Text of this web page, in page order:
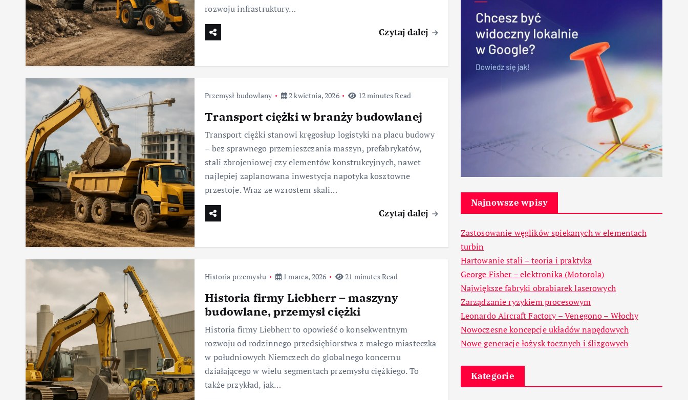
rozwoju infrastruktury…
Czytaj dalej
Przemysł budowlany 2 kwietnia, 2026 12 minutes Read
Transport ciężki w branży budowlanej
Transport ciężki stanowi kręgosłup logistyki na placu budowy
– bez sprawnego przemieszczania maszyn, prefabrykatów,
stali zbrojeniowej czy elementów konstrukcyjnych, nawet
najlepiej zaplanowana inwestycja napotyka kosztowne
przestoje. Wraz ze wzrostem skali…
Czytaj dalej
Historia przemysłu 1 marca, 2026 21 minutes Read
Historia firmy Liebherr – maszyny
budowlane, przemysł ciężki
Historia firmy Liebherr to opowieść o konsekwentnym
rozwoju od rodzinnego przedsiębiorstwa z małego miasteczka
w południowych Niemczech do globalnego koncernu
działającego w wielu segmentach przemysłu ciężkiego. To
także przykład, jak…
Najnowsze wpisy
Zastosowanie węglików spiekanych w elementach
turbin
Hartowanie stali – teoria i praktyka
George Fisher – elektronika (Motorola)
Największe fabryki obrabiarek laserowych
Zarządzanie ryzykiem procesowym
Leonardo Aircraft Factory – Venegono – Włochy
Nowoczesne koncepcje układów napędowych
Nowe generacje łożysk tocznych i ślizgowych
Kategorie